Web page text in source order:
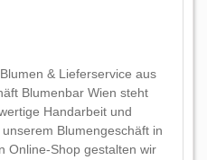
& Lieferservice aus
Handarbeit und
Blumengeschäft in
Online-Shop gestalten wir